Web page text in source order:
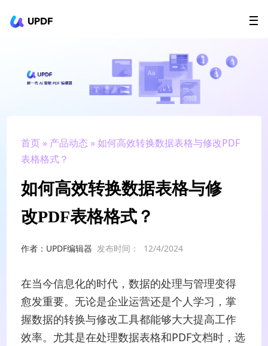
UPDF
AI Agents
政企采购
升级会员
首页 » 产品动态 » 如何高效转换数据表格与修改PDF
表格格式？
如何高效转换数据表格与修
改PDF表格格式？
作者：UPDF编辑器 发布时间： 12/4/2024
在当今信息化的时代，数据的处理与管理变得
愈发重要。无论是企业运营还是个人学习，掌
握数据的转换与修改工具都能够大大提高工作
效率。尤其是在处理数据表格和PDF文档时，选